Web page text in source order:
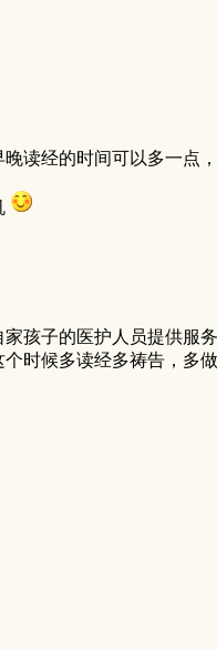
读经的时间可以多一点
孩子的医护人员提供
时候多读经多祷告，